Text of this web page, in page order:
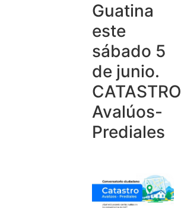
Guatina
este
sábado 5
de junio.
CATASTRO
Avalúos-
Prediales